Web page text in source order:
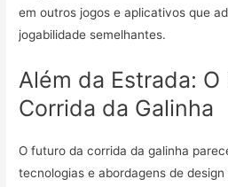
em outros jogos e aplicativos que
jogabilidade semelhantes.
Além da Estrada: O
Corrida da Galinha
O futuro da corrida da galinha
tecnologias e abordagens de